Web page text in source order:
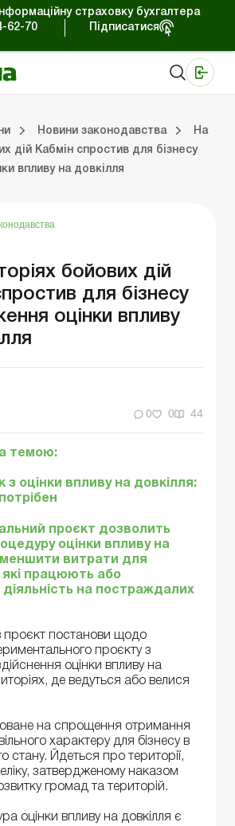
страховку бухгалтера
62-70
Підписатися
Новини законодавства
На
дій Кабмін спростив для бізнесу
впливу на довкілля
бойових дій
для бізнесу
оцінки впливу
0 0 44
темою:
з оцінки впливу на довкілля:
проєкт дозволить
оцінки впливу на
витрати для
які працюють або
на постраждалих
проєкт постанови щодо
проєкту з
оцінки впливу на
де ведуться або велися
на спрощення отримання
характеру для бізнесу в
стану. Йдеться про території,
затвердженому наказом
громад та територій.
оцінки впливу на довкілля є